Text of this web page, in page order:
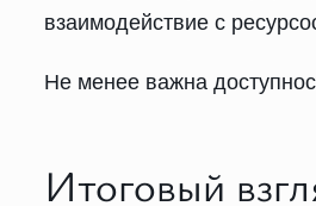
взаимодействие с
Не менее важна
Итоговый